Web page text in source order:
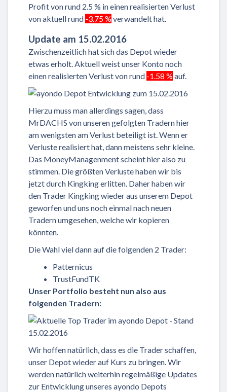
Profit von rund 2.5 % in einen realisierten Verlust
von aktuell rund -3.75 % verwandelt hat.
Update am 15.02.2016
Zwischenzeitlich hat sich das Depot wieder
etwas erholt. Aktuell weist unser Konto noch
einen realisierten Verlust von rund -1.58 % auf.
Hierzu muss man allerdings sagen, dass
MrDACHS von unseren gefolgten Tradern hier
am wenigsten am Verlust beteiligt ist. Wenn er
Verluste realisiert hat, dann meistens sehr kleine.
Das MoneyManagenment scheint hier also zu
stimmen. Die größten Verluste haben wir bis
jetzt durch Kingking erlitten. Daher haben wir
den Trader Kingking wieder aus unserem Depot
geworfen und uns noch einmal nach neuen
Tradern umgesehen, welche wir kopieren
könnten.
Die Wahl viel dann auf die folgenden 2 Trader:
Patternicus
TrustFundTK
Unser Portfolio besteht nun also aus
folgenden Tradern:
Wir hoffen natürlich, dass es die Trader schaffen,
unser Depot wieder auf Kurs zu bringen. Wir
werden natürlich weiterhin regelmäßige Updates
zur Entwicklung unseres ayondo Depots